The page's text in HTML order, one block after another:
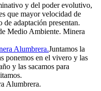
y del poder evolutivo,
que mayor velocidad de
adaptación presentan.
Medio Ambiente. Minera
Juntamos la
ponemos en el vivero y las
y las sacamos para
Alumbrera.